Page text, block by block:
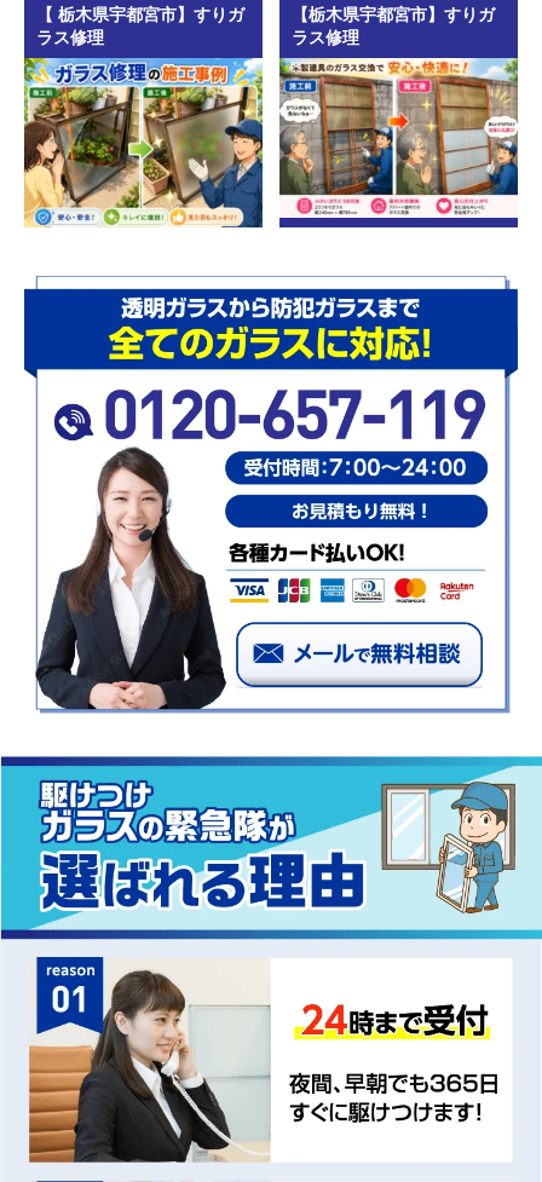
【 栃木県宇都宮市】すりガ
ラス修理
【栃木県宇都宮市】すりガ
ラス修理